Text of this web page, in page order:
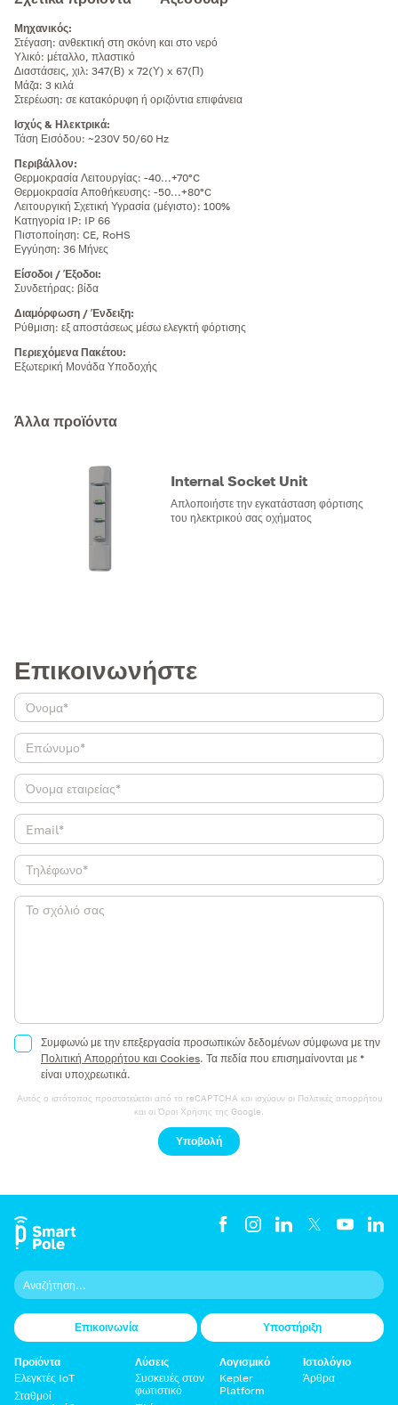
Μηχανικός:
Στέγαση: ανθεκτική στη σκόνη και στο νερό
Υλικό: μέταλλο, πλαστικό
Διαστάσεις, χιλ: 347(Β) x 72(Υ) x 67(Π)
Μάζα: 3 κιλά
Στερέωση: σε κατακόρυφη ή οριζόντια επιφάνεια
Ισχύς & Ηλεκτρικά:
Τάση Εισόδου: ~230V 50/60 Hz
Περιβάλλον:
Θερμοκρασία Λειτουργίας: -40...+70°C
Θερμοκρασία Αποθήκευσης: -50...+80°C
Λειτουργική Σχετική Υγρασία (μέγιστο): 100%
Κατηγορία IP: IP 66
Πιστοποίηση: CE, RoHS
Εγγύηση: 36 Μήνες
Είσοδοι / Έξοδοι:
Συνδετήρας: βίδα
Διαμόρφωση / Ένδειξη:
Ρύθμιση: εξ αποστάσεως μέσω ελεγκτή φόρτισης
Περιεχόμενα Πακέτου:
Εξωτερική Μονάδα Υποδοχής
Άλλα προϊόντα
Internal Socket Unit
Απλοποιήστε την εγκατάσταση φόρτισης
του ηλεκτρικού σας οχήματος
Επικοινωνήστε
Συμφωνώ με την επεξεργασία προσωπικών δεδομένων σύμφωνα με την
Πολιτική Απορρήτου και Cookies. Τα πεδία που επισημαίνονται με *
είναι υποχρεωτικά.
Αυτός ο ιστότοπος προστατεύεται από το reCAPTCHA και ισχύουν οι Πολιτικές απορρήτου
και οι Όροι Χρήσης της Google.
Υποβολή
Επικοινωνία Υποστήριξη
Προϊόντα
Ελεγκτές IoT
Σταθμοί
Λύσεις
Συσκευές στον
φωτιστικό
Λογισμικό
Kepler
Platform
Ιστολόγιο
Άρθρα